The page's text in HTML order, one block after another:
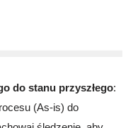
do stanu przyszłego:
(As-is) do